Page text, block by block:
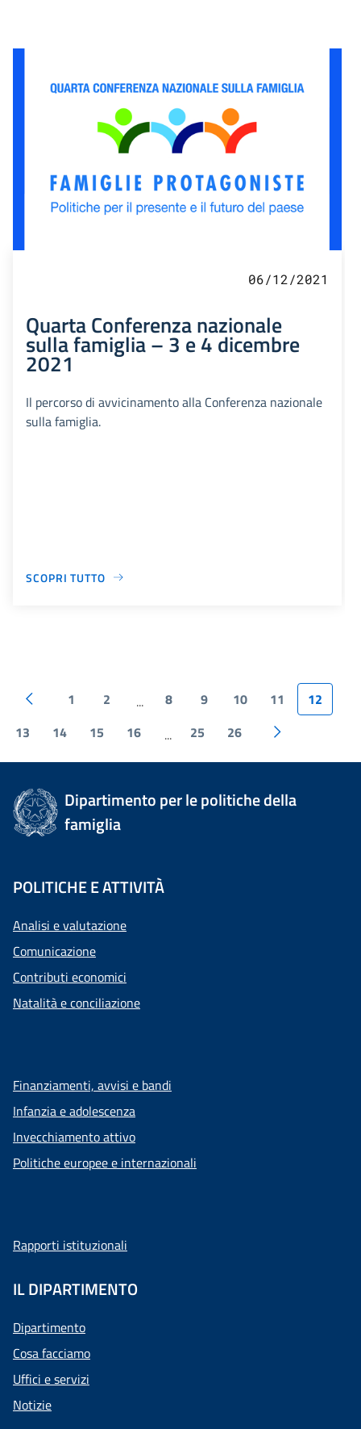
06/12/2021
Quarta Conferenza nazionale
sulla famiglia – 3 e 4 dicembre
2021
Il percorso di avvicinamento alla Conferenza nazionale
sulla famiglia.
SCOPRI TUTTO
1 2 ... 8 9 10 11
12
13
14 15 16 ... 25 26
Dipartimento per le politiche della
famiglia
POLITICHE E ATTIVITÀ
Analisi e valutazione
Comunicazione
Contributi economici
Natalità e conciliazione
Finanziamenti, avvisi e bandi
Infanzia e adolescenza
Invecchiamento attivo
Politiche europee e internazionali
Rapporti istituzionali
IL DIPARTIMENTO
Dipartimento
Cosa facciamo
Uffici e servizi
Notizie